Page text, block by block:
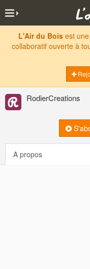
L'Air du Boisest une
collaboratif ouverte à
RodierCreations
A propos